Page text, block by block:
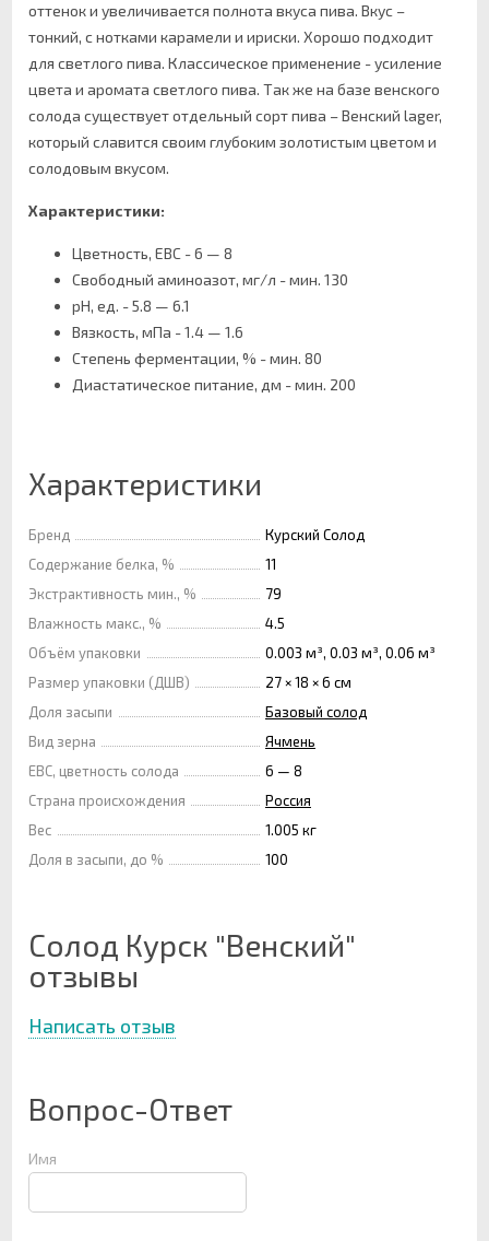
оттенок и увеличивается полнота вкуса пива. Вкус –
тонкий, с нотками карамели и ириски. Хорошо подходит
для светлого пива. Классическое применение - усиление
цвета и аромата светлого пива. Так же на базе венского
солода существует отдельный сорт пива – Венский lager,
который славится своим глубоким золотистым цветом и
солодовым вкусом.
Характеристики:
Цветность, EBC - 6 — 8
Свободный аминоазот, мг/л - мин. 130
pH, ед. - 5.8 — 6.1
Вязкость, мПа - 1.4 — 1.6
Степень ферментации, % - мин. 80
Диастатическое питание, дм - мин. 200
Характеристики
Бренд
Курский Солод
Содержание белка, %
11
Экстрактивность мин., %
79
Влажность макс., %
4.5
Объём упаковки
0.003 м³, 0.03 м³, 0.06 м³
Размер упаковки (ДШВ)
27 × 18 × 6 см
Доля засыпи
Базовый солод
Вид зерна
Ячмень
EBC, цветность солода
6 — 8
Страна происхождения
Россия
Вес
1.005 кг
Доля в засыпи, до %
100
Солод Курск "Венский"
отзывы
Написать отзыв
Вопрос-Ответ
Имя